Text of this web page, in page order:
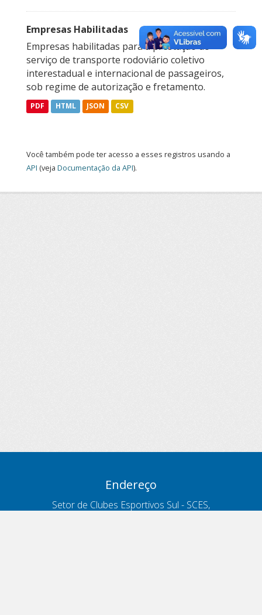
Empresas Habilitadas
Empresas habilitadas para a prestação do
serviço de transporte rodoviário coletivo
interestadual e internacional de passageiros,
sob regime de autorização e fretamento.
PDF HTML JSON CSV
Você também pode ter acesso a esses registros usando a
API (veja Documentação da API).
Endereço
Setor de Clubes Esportivos Sul - SCES,